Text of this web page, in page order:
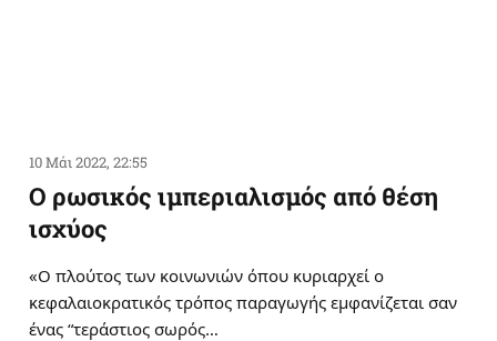
10 Μάι 2022, 22:55
Ο ρωσικός ιμπεριαλισμός από θέση
ισχύος
«Ο πλούτος των κοινωνιών όπου κυριαρχεί ο
κεφαλαιοκρατικός τρόπος παραγωγής εμφανίζεται σαν
ένας “τεράστιος σωρός…